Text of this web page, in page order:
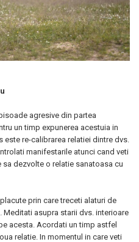
agresive din partea
un timp expunerea acestuia in
re-calibrarea relatiei dintre dvs.
manifestarile atunci cand veti
dezvolte o relatie sanatoasa cu
prin care treceti alaturi de
Meditati asupra starii dvs. interioare
acesta. Acordati un timp astfel
relatie. In momentul in care veti